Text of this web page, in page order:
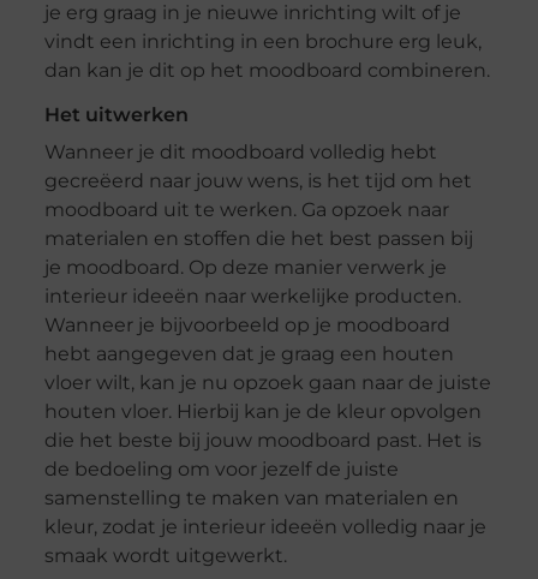
je erg graag in je nieuwe inrichting wilt of je
vindt een inrichting in een brochure erg leuk,
dan kan je dit op het moodboard combineren.
Het uitwerken
Wanneer je dit moodboard volledig hebt
gecreëerd naar jouw wens, is het tijd om het
moodboard uit te werken. Ga opzoek naar
materialen en stoffen die het best passen bij
je moodboard. Op deze manier verwerk je
interieur ideeën naar werkelijke producten.
Wanneer je bijvoorbeeld op je moodboard
hebt aangegeven dat je graag een houten
vloer wilt, kan je nu opzoek gaan naar de juiste
houten vloer. Hierbij kan je de kleur opvolgen
die het beste bij jouw moodboard past. Het is
de bedoeling om voor jezelf de juiste
samenstelling te maken van materialen en
kleur, zodat je interieur ideeën volledig naar je
smaak wordt uitgewerkt.